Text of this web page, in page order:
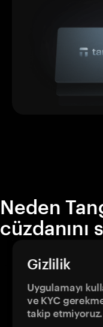
Neden
cüzdanını
Gizlilik
Uygulamayı
ve KYC
takip etmiyoruz.